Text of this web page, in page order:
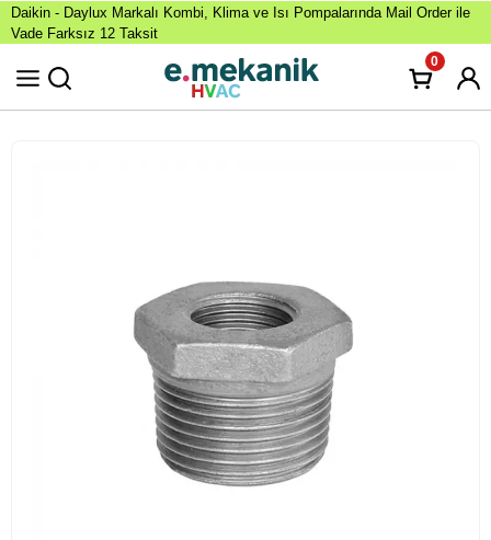
Daikin - Daylux Markalı Kombi, Klima ve Isı Pompalarında Mail Order ile
Vade Farksız 12 Taksit
0